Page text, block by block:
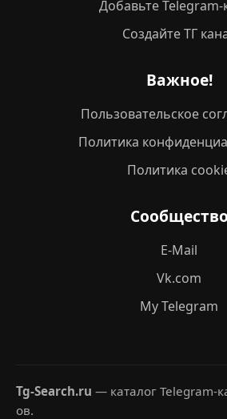
Добавьте Telegram-
Создайте ТГ
Важное!
Пользовательское
Политика
Политика
Сообщество
E-Mail
Vk.com
My Telegram
Tg-Search.ru — каталог Telegram-
ов.